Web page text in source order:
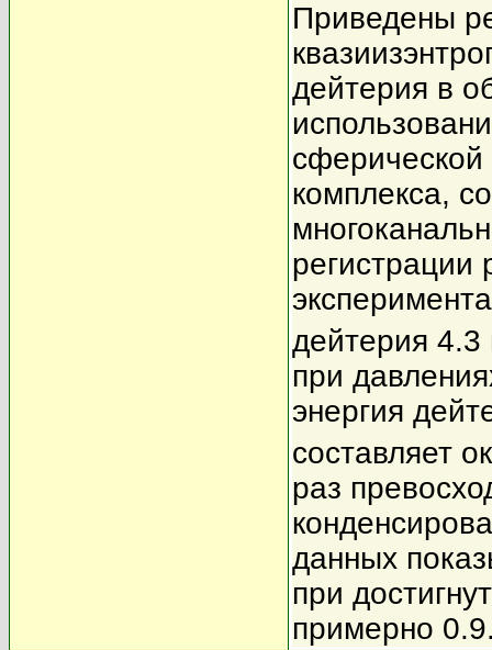
Приведены
дейтерия в
сферической
комплекса,
регистрации
дейтерия 4.3
при
энергия
составляет
раз
данных
при
примерно